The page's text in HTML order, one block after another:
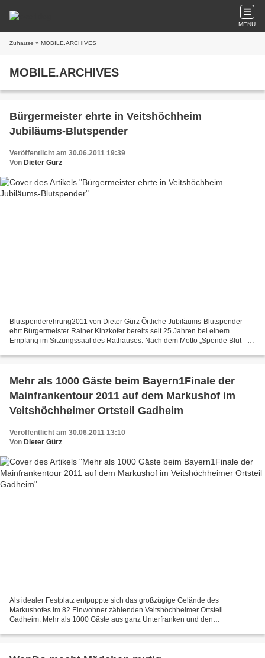
MENU
Zuhause » MOBILE.ARCHIVES
MOBILE.ARCHIVES
Bürgermeister ehrte in Veitshöchheim
Jubiläums-Blutspender
Veröffentlicht am 30.06.2011 19:39
Von Dieter Gürz
Blutspenderehrung2011 von Dieter Gürz Örtliche Jubiläums-Blutspender
ehrt Bürgermeister Rainer Kinzkofer bereits seit 25 Jahren.bei einem
Empfang im Sitzungssaal des Rathauses. Nach dem Motto „Spende Blut –
Mehr als 1000 Gäste beim Bayern1Finale der
Mainfrankentour 2011 auf dem Markushof im
Veitshöchheimer Ortsteil Gadheim
Veröffentlicht am 30.06.2011 13:10
Von Dieter Gürz
Als idealer Festplatz entpuppte sich das großzügige Gelände des
Markushofes im 82 Einwohner zählenden Veitshöchheimer Ortsteil
Gadheim. Mehr als 1000 Gäste aus ganz Unterfranken und den
„Bayern-1-...